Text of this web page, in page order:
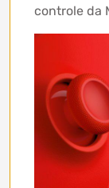
controle da